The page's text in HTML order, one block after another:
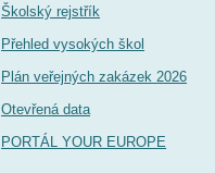
Školský rejstřík
Přehled vysokých škol
Plán veřejných zakázek 2026
Otevřená data
PORTÁL YOUR EUROPE